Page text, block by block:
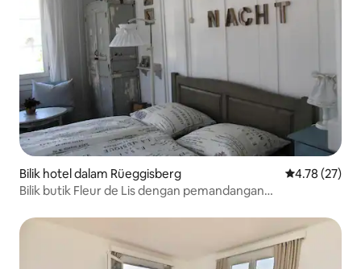
Bilik hotel dalam Rüeggisberg Penarafan
4.78 (27)
Bilik butik Fleur de Lis dengan pemandangan